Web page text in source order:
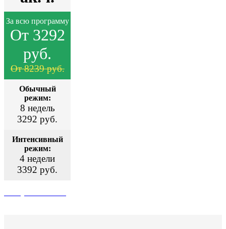
За всю программу
От 3292
руб.
От 8239 руб.
Обычный
режим:
8 недель
3292 руб.
Интенсивный
режим:
4 недели
3392 руб.